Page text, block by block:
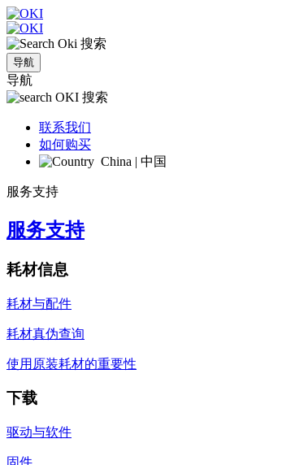
搜索
导航
导航
搜索
联系我们
如何购买
China | 中国
服务支持
服务支持
耗材信息
耗材与配件
耗材真伪查询
使用原装耗材的重要性
下载
驱动与软件
固件